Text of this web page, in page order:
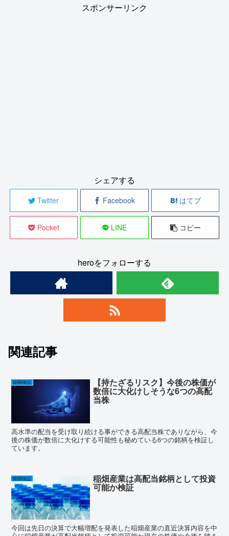
スポンサーリンク
シェアする
Twitter Facebook はてブ
Pocket LINE コピー
heroをフォローする
関連記事
銘柄検証 【持たざるリスク】今後の株価が
数倍に大化けしそうな6つの高配
当株
高水準の配当を受け取り続ける事ができる高配当株でありながら、今
後の株価が数倍に大化けする可能性も秘めている6つの銘柄を検証し
ています。
銘柄検証 稲畑産業は高配当銘柄として投資
可能か検証
今回は先日の決算で大幅増配を発表した稲畑産業の直近決算内容を中